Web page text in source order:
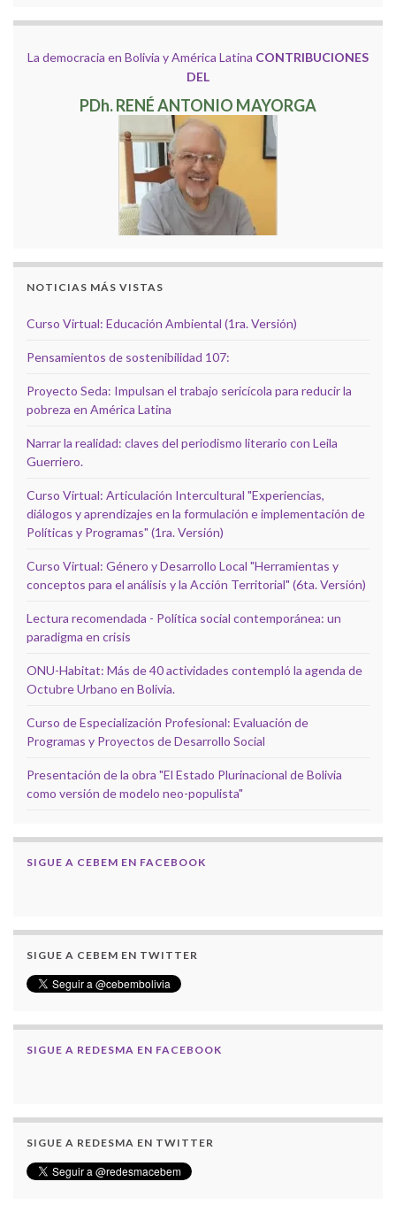
La democracia en Bolivia y América Latina CONTRIBUCIONES
DEL
PDh. RENÉ ANTONIO MAYORGA
NOTICIAS MÁS VISTAS
Curso Virtual: Educación Ambiental (1ra. Versión)
Pensamientos de sostenibilidad 107:
Proyecto Seda: Impulsan el trabajo sericícola para reducir la
pobreza en América Latina
Narrar la realidad: claves del periodismo literario con Leila
Guerriero.
Curso Virtual: Articulación Intercultural "Experiencias,
diálogos y aprendizajes en la formulación e implementación de
Políticas y Programas" (1ra. Versión)
Curso Virtual: Género y Desarrollo Local "Herramientas y
conceptos para el análisis y la Acción Territorial" (6ta. Versión)
Lectura recomendada - Política social contemporánea: un
paradigma en crisis
ONU-Habitat: Más de 40 actividades contempló la agenda de
Octubre Urbano en Bolivia.
Curso de Especialización Profesional: Evaluación de
Programas y Proyectos de Desarrollo Social
Presentación de la obra "El Estado Plurinacional de Bolivia
como versión de modelo neo-populista"
SIGUE A CEBEM EN FACEBOOK
SIGUE A CEBEM EN TWITTER
SIGUE A REDESMA EN FACEBOOK
SIGUE A REDESMA EN TWITTER